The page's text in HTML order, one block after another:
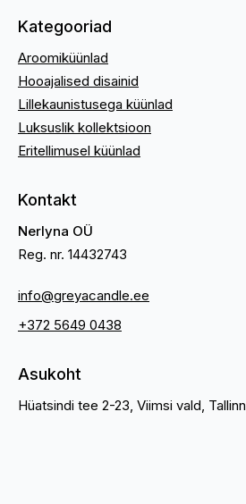
Kategooriad
Aroomiküünlad
Hooajalised disainid
Lillekaunistusega küünlad
Luksuslik kollektsioon
Eritellimusel küünlad
Kontakt
Nerlyna OÜ
Reg. nr. 14432743
info@greyacandle.ee
+372 5649 0438
Asukoht
Hüatsindi tee 2-23, Viimsi vald, Tallinn